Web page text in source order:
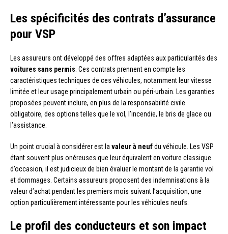
Les spécificités des contrats d’assurance
pour VSP
Les assureurs ont développé des offres adaptées aux particularités des
voitures sans permis. Ces contrats prennent en compte les
caractéristiques techniques de ces véhicules, notamment leur vitesse
limitée et leur usage principalement urbain ou péri-urbain. Les garanties
proposées peuvent inclure, en plus de la responsabilité civile
obligatoire, des options telles que le vol, l’incendie, le bris de glace ou
l’assistance.
Un point crucial à considérer est lavaleur à neufdu véhicule. Les VSP
étant souvent plus onéreuses que leur équivalent en voiture classique
d’occasion, il est judicieux de bien évaluer le montant de la garantie vol
et dommages. Certains assureurs proposent des indemnisations à la
valeur d’achat pendant les premiers mois suivant l’acquisition, une
option particulièrement intéressante pour les véhicules neufs.
Le profil des conducteurs et son impact